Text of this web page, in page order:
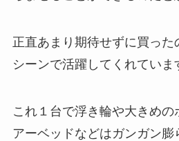
正直あまり期待せずに買った
シーンで活躍してくれてい
これ１台で浮き輪や大きめ
アーベッドなどはガンガン膨